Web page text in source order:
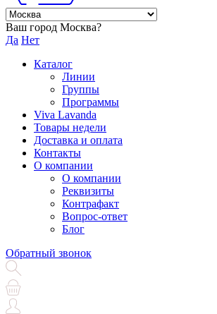
Ваш город Москва?
Да Нет
Каталог
Линии
Группы
Программы
Viva Lavanda
Товары недели
Доставка и оплата
Контакты
О компании
О компании
Реквизиты
Контрафакт
Вопрос-ответ
Блог
Обратный звонок